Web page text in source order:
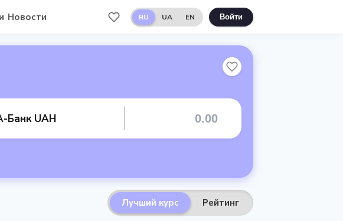
Новости RU UA EN Войти
Банк UAH
Лучший курс Рейтинг